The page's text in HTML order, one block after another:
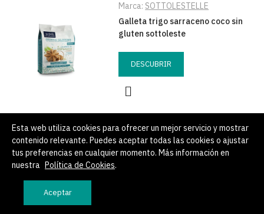
Marca: SOTTOLESTELLE
Galleta trigo sarraceno coco sin
gluten sottoleste
DESCUBRIR
Referencia:8008698040447
Marca:SCHAR
Esta web utiliza cookies para ofrecer un mejor servicio y mostrar
contenido relevante. Puedes aceptar todas las cookies o ajustar
tus preferencias en cualquier momento. Más información en
nuestra Política de Cookies.
Aceptar